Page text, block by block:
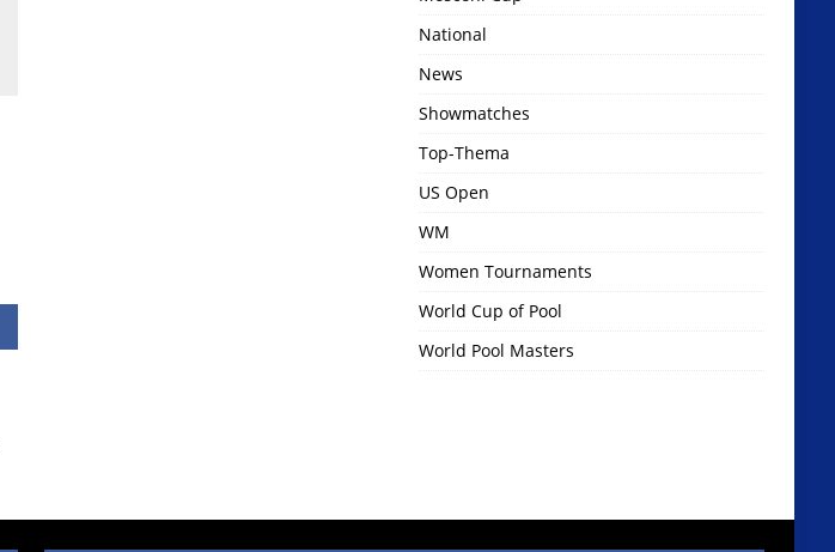
National
News
Showmatches
Top-Thema
US Open
WM
Women Tournaments
World Cup of Pool
World Pool Masters